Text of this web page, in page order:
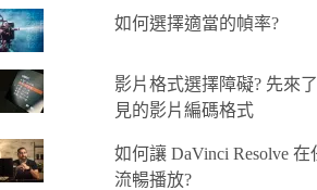
如何選擇適當的幀率?
影片格式選擇障礙? 先來
見的影片編碼格式
如何讓 DaVinci Resolve
流暢播放?